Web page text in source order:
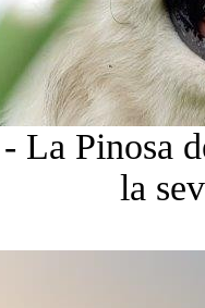
La Pinosa
la